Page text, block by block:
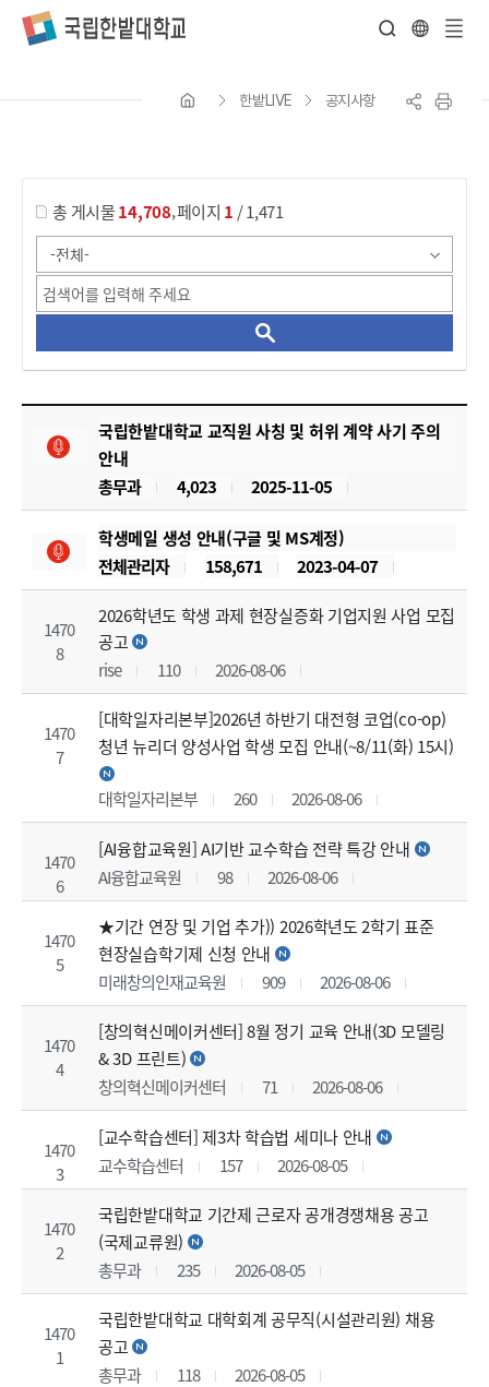
한밭LIVE 공지사항
총 게시물14,708,페이지 1 / 1,471
한밭LIVE_공지사항 목록 으로 번호, 제목, 작성자, 조회수, 등록 일, 첨부파일로 나열 되고 있습니다.
국립한밭대학교 교직원 사칭 및 허위 계약 사기 주의
안내
총무과
4,023 2025-11-05
학생메일 생성 안내(구글 및 MS계정)
전체관리자
158,671 2023-04-07
1470
8
2026학년도 학생 과제 현장실증화 기업지원 사업 모집
공고
rise
110 2026-08-06
1470
7
[대학일자리본부]2026년 하반기 대전형 코업(co-op)
청년 뉴리더 양성사업 학생 모집 안내(~8/11(화) 15시)
대학일자리본부 260 2026-08-06
1470
6
[AI융합교육원] AI기반 교수학습 전략 특강 안내
AI융합교육원
98 2026-08-06
1470
5
★기간 연장 및 기업 추가)) 2026학년도 2학기 표준
현장실습학기제 신청 안내
미래창의인재교육원
909 2026-08-06
1470
4
[창의혁신메이커센터] 8월 정기 교육 안내(3D 모델링
& 3D 프린트)
창의혁신메이커센터
71 2026-08-06
1470
3
[교수학습센터] 제3차 학습법 세미나 안내
교수학습센터
157 2026-08-05
1470
2
국립한밭대학교 기간제 근로자 공개경쟁채용 공고
(국제교류원)
총무과
235 2026-08-05
1470
1
국립한밭대학교 대학회계 공무직(시설관리원) 채용
공고
총무과
118 2026-08-05